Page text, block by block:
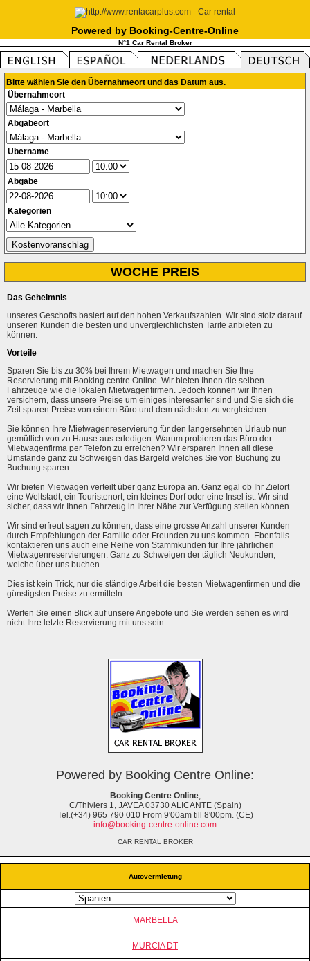
Powered by Booking-Centre-Online
N°1 Car Rental Broker
Autovermietung
MARBELLA
MURCIA DT
Bitte wählen Sie den Übernahmeort und das Datum aus.
Übernahmeort
Abgabeort
Übername
Abgabe
Kategorien
WOCHE PREIS
Das Geheimnis
unseres Geschofts basiert auf den hohen Verkaufszahlen. Wir sind stolz darauf
unseren Kunden die besten und unvergleichlichsten Tarife anbieten zu
können.
Vorteile
Sparen Sie bis zu 30% bei Ihrem Mietwagen und machen Sie Ihre
Reservierung mit Booking centre Online. Wir bieten Ihnen die selben
Fahrzeuge wie die lokalen Mietwagenfirmen. Jedoch können wir Ihnen
versichern, dass unsere Preise um einiges interesanter sind und Sie sich die
Zeit sparen Preise von einem Büro und dem nächsten zu vergleichen.
Sie können Ihre Mietwagenreservierung für den langersehnten Urlaub nun
gemütlich von zu Hause aus erledigen. Warum probieren das Büro der
Mietwagenfirma per Telefon zu erreichen? Wir ersparen Ihnen all diese
Umstände ganz zu Schweigen das Bargeld welches Sie von Buchung zu
Buchung sparen.
Wir bieten Mietwagen verteilt über ganz Europa an. Ganz egal ob Ihr Zielort
eine Weltstadt, ein Touristenort, ein kleines Dorf oder eine Insel ist. Wir sind
sicher, dass wir Ihnen Fahrzeug in Ihrer Nähe zur Verfügung stellen können.
Wir sind erfreut sagen zu können, dass eine grosse Anzahl unserer Kunden
durch Empfehlungen der Familie oder Freunden zu uns kommen. Ebenfalls
kontaktieren uns auch eine Reihe von Stammkunden für Ihre jährlichen
Mietwagenreservierungen. Ganz zu Schweigen der täglich Neukunden,
welche über uns buchen.
Dies ist kein Trick, nur die ständige Arbeit die besten Mietwagenfirmen und die
günstigsten Preise zu ermitteln.
Werfen Sie einen Blick auf unsere Angebote und Sie werden sehen es wird
nicht Ihre letzte Reservierung mit uns sein.
Powered by Booking Centre Online:
Booking Centre Online,
C/Thiviers 1, JAVEA 03730 ALICANTE (Spain)
Tel.(+34) 965 790 010 From 9'00am till 8'00pm. (CE)
info@booking-centre-online.com
CAR RENTAL BROKER